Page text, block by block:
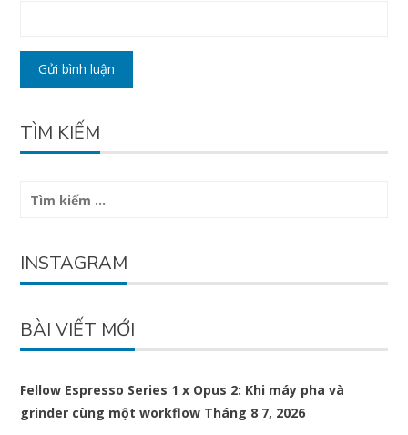
TÌM KIẾM
Tìm
INSTAGRAM
BÀI VIẾT MỚI
Fellow Espresso Series 1 x Opus 2: Khi máy pha và
grinder cùng một workflow Tháng 8 7, 2026